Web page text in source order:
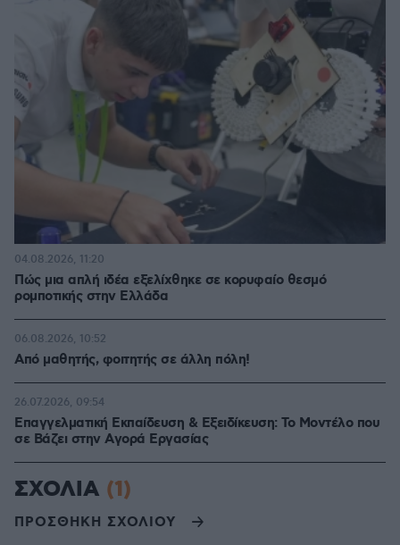
Πώς μια απλή ιδέα εξελίχθηκε σε κορυφαίο θεσμό
ρομποτικής στην Ελλάδα
04.08.2026, 11:20
Από μαθητής, φοιτητής σε άλλη πόλη!
06.08.2026, 10:52
Επαγγελματική Εκπαίδευση & Εξειδίκευση: Το Mοντέλο που
σε Bάζει στην Aγορά Eργασίας
26.07.2026, 09:54
ΣΧΟΛΙΑ (1)
ΠΡΟΣΘΗΚΗ ΣΧΟΛΙΟΥ